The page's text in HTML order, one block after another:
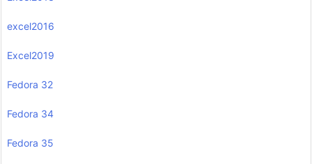
excel2016
Excel2019
Fedora 32
Fedora 34
Fedora 35